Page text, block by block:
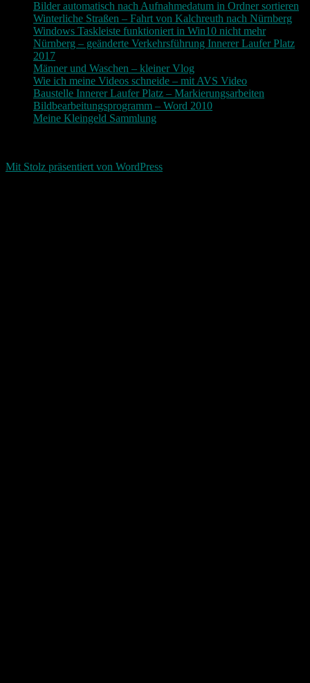
Bilder automatisch nach Aufnahmedatum in Ordner sortieren
Winterliche Straßen – Fahrt von Kalchreuth nach Nürnberg
Windows Taskleiste funktioniert in Win10 nicht mehr
Nürnberg – geänderte Verkehrsführung Innerer Laufer Platz
2017
Männer und Waschen – kleiner Vlog
Wie ich meine Videos schneide – mit AVS Video
Baustelle Innerer Laufer Platz – Markierungsarbeiten
Bildbearbeitungsprogramm – Word 2010
Meine Kleingeld Sammlung
Mit Stolz präsentiert von WordPress